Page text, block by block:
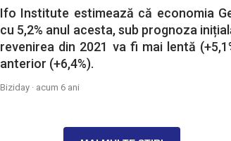
Ifo Institute estimează că economia
cu 5,2% anul acesta, sub prognoza
revenirea din 2021 va fi mai lentă
anterior (+6,4%).
Biziday · acum 6 ani